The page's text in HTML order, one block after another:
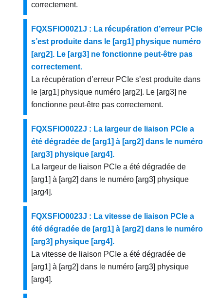
correctement.
FQXSFIO0021J : La récupération d’erreur PCIe
s’est produite dans le [arg1] physique numéro
[arg2]. Le [arg3] ne fonctionne peut-être pas
correctement.
La récupération d’erreur PCIe s’est produite dans
le [arg1] physique numéro [arg2]. Le [arg3] ne
fonctionne peut-être pas correctement.
FQXSFIO0022J : La largeur de liaison PCIe a
été dégradée de [arg1] à [arg2] dans le numéro
[arg3] physique [arg4].
La largeur de liaison PCIe a été dégradée de
[arg1] à [arg2] dans le numéro [arg3] physique
[arg4].
FQXSFIO0023J : La vitesse de liaison PCIe a
été dégradée de [arg1] à [arg2] dans le numéro
[arg3] physique [arg4].
La vitesse de liaison PCIe a été dégradée de
[arg1] à [arg2] dans le numéro [arg3] physique
[arg4].